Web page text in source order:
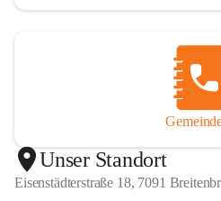
Unser Standort
Eisenstädterstraße 18, 7091